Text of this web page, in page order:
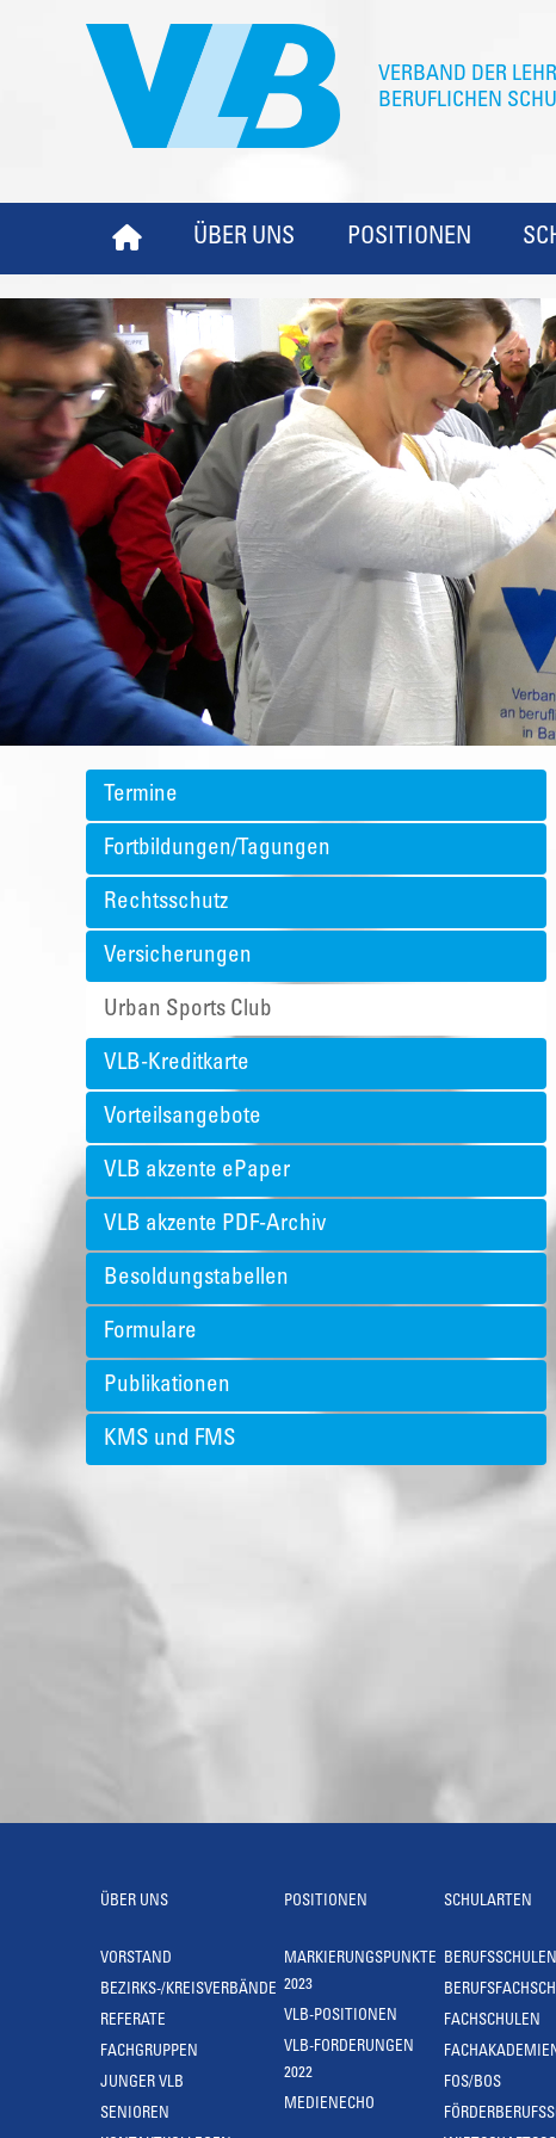
ÜBER UNS POSITIONEN
Termine
Fortbildungen/Tagungen
Rechtsschutz
Versicherungen
Urban Sports Club
VLB-Kreditkarte
Vorteilsangebote
VLB akzente ePaper
VLB akzente PDF-Archiv
Besoldungstabellen
Formulare
Publikationen
KMS und FMS
ÜBER UNS
VORSTAND
BEZIRKS-/KREISVERBÄNDE
REFERATE
FACHGRUPPEN
JUNGER VLB
SENIOREN
POSITIONEN
MARKIERUNGSPUNKTE
2023
VLB-POSITIONEN
VLB-FORDERUNGEN
2022
MEDIENECHO
SCHULARTEN
BERUFSSCHULEN
FACHSCHULEN
FOS/BOS